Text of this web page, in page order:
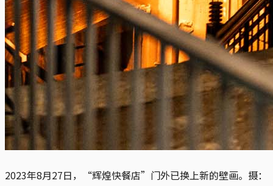
2023年8月27日，“辉煌快餐店”门外已换上新的壁画。摄：